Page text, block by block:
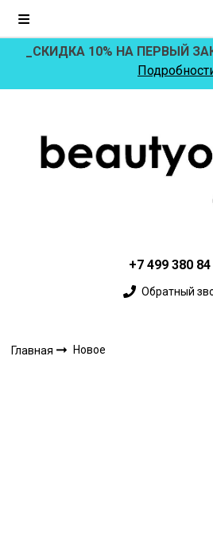
_СКИДКА 10% НА ПЕРВЫЙ
+7 499 380 84
Обратный
Главная Новое